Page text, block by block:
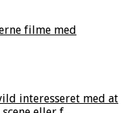
filme med
interesseret med at